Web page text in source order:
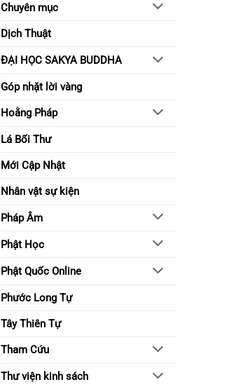
tỉnh
Chuyên mục
Dịch Thuật
ĐẠI HỌC SAKYA BUDDHA
Góp nhặt lời vàng
Hoằng Pháp
Lá Bối Thư
Mới Cập Nhật
Nhân vật sự kiện
Pháp Âm
Phật Học
Phật Quốc Online
Phước Long Tự
Tây Thiên Tự
Tham Cứu
Thư viện kinh sách